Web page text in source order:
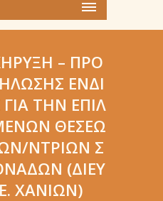
– ΠΡΌ
ΕΝΔΙ
ΤΗΝ ΕΠΙΛ
ΘΈΣΕΩ
ΝΤΡΙΩΝ Σ
(ΔΙΕΎ
ΧΑΝΊΩΝ)